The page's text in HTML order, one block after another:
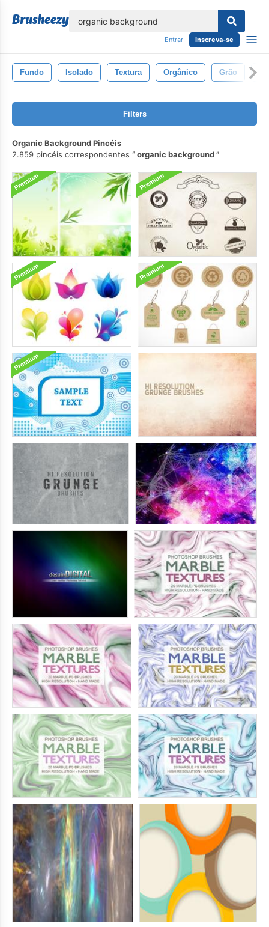
Entrar Inscreva-se
Fundo Isolado Textura Orgânico Grão
Filters
Organic Background Pincéis
2.859 pincéis correspondentes
organic background